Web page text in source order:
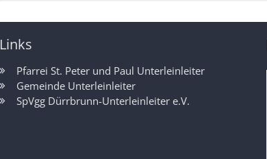
Links
Pfarrei St. Peter und Paul Unterleinleiter
Gemeinde Unterleinleiter
SpVgg Dürrbrunn-Unterleinleiter e.V.